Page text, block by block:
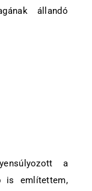
állandó
a
is említettem,